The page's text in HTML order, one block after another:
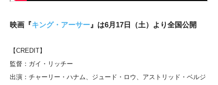
映画『キング・アーサー 』は6月17日（土）より全国公開
【CREDIT】
監督：ガイ・リッチー
出演：チャーリー・ハナム、ジュード・ロウ、アストリッド・ベルジ